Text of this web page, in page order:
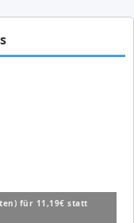
für 11,19€ statt